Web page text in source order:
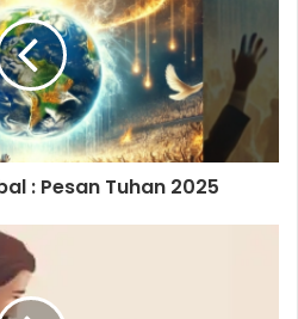
: Pesan Tuhan 2025